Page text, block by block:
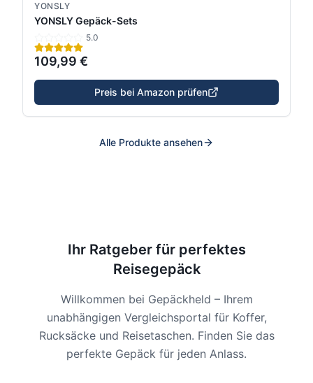
YONSLY
YONSLY Gepäck-Sets
5.0
109,99 €
Preis bei Amazon prüfen
Alle Produkte ansehen
Ihr Ratgeber für perfektes
Reisegepäck
Willkommen bei Gepäckheld – Ihrem
unabhängigen Vergleichsportal für Koffer,
Rucksäcke und Reisetaschen. Finden Sie das
perfekte Gepäck für jeden Anlass.